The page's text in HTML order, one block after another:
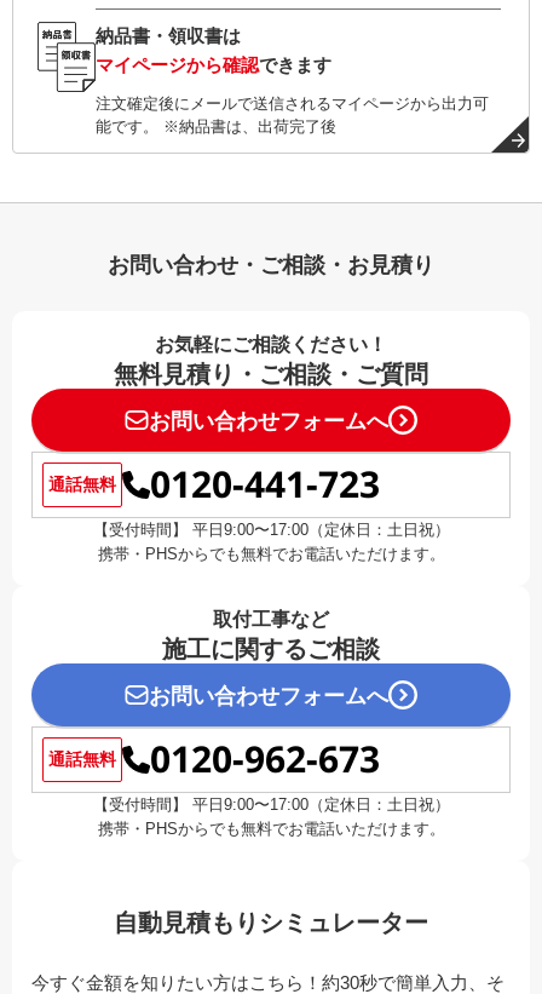
納品書・領収書は
マイページから確認できます
注文確定後にメールで送信されるマイページから出力可
能です。 ※納品書は、出荷完了後
お問い合わせ・ご相談・お見積り
お気軽にご相談ください！
無料見積り・ご相談・ご質問
お問い合わせフォームへ
通話無料 0120-441-723
【受付時間】 平日9:00〜17:00（定休日：土日祝）
携帯・PHSからでも無料でお電話いただけます。
取付工事など
施工に関するご相談
お問い合わせフォームへ
通話無料 0120-962-673
【受付時間】 平日9:00〜17:00（定休日：土日祝）
携帯・PHSからでも無料でお電話いただけます。
自動見積もりシミュレーター
今すぐ金額を知りたい方はこちら！約30秒で簡単入力、そ